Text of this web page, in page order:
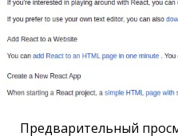
Предварительный